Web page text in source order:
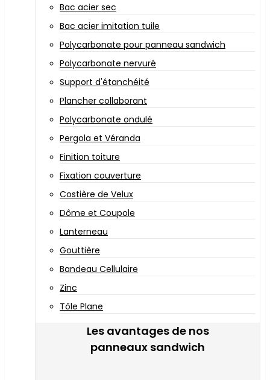
Bac acier sec
Bac acier imitation tuile
Polycarbonate pour panneau sandwich
Polycarbonate nervuré
Support d'étanchéité
Plancher collaborant
Polycarbonate ondulé
Pergola et Véranda
Finition toiture
Fixation couverture
Costière de Velux
Dôme et Coupole
Lanterneau
Gouttière
Bandeau Cellulaire
Zinc
Tôle Plane
Les avantages de nos
panneaux sandwich